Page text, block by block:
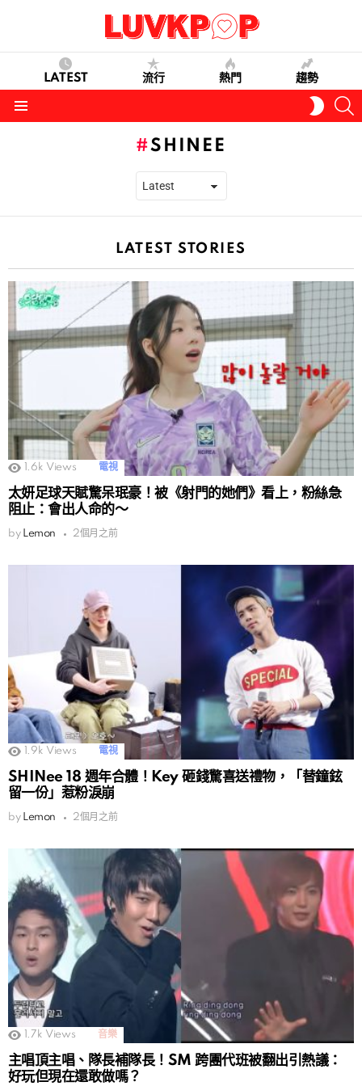
LATEST 流行 熱門 趨勢
SKIN
SHINEE
LATEST STORIES
1.6k Views 電視
太妍足球天賦驚呆珉豪！被《射門的她們》看上，粉絲急
阻止：會出人命的～
by Lemon 2個月之前
1.9k Views 電視
SHINee 18 週年合體！Key 砸錢驚喜送禮物，「替鐘鉉
留一份」惹粉淚崩
by Lemon 2個月之前
1.7k Views 音樂
主唱頂主唱、隊長補隊長！SM 跨團代班被翻出引熱議：
好玩但現在還敢做嗎？